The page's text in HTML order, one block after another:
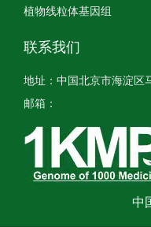
植物线粒体基因组
联系我们
地址：中国北京市海淀区
邮箱：
中